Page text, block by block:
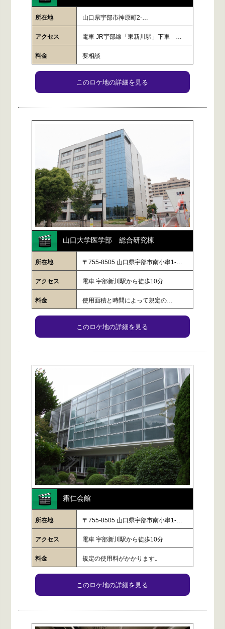
所在地 山口県宇部市神原町2-…
アクセス 電車 JR宇部線「東新川駅」下車 徒…
料金 要相談
このロケ地の詳細を見る
山口大学医学部 総合研究棟
所在地 〒755-8505 山口県宇部市南小串1-…
アクセス 電車 宇部新川駅から徒歩10分
料金 使用面積と時間によって規定の…
このロケ地の詳細を見る
霜仁会館
所在地 〒755-8505 山口県宇部市南小串1-…
アクセス 電車 宇部新川駅から徒歩10分
料金 規定の使用料がかかります。
このロケ地の詳細を見る